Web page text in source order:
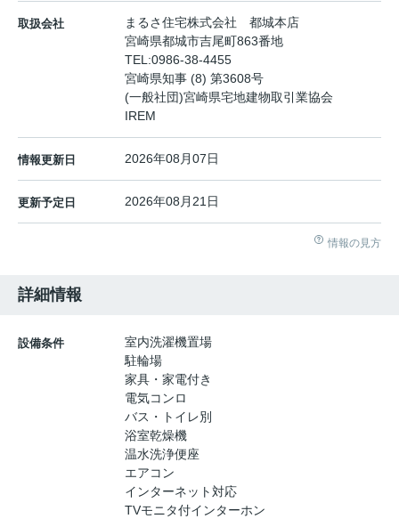
取扱会社
まるさ住宅株式会社 都城本店
宮崎県都城市吉尾町863番地
TEL:0986-38-4455
宮崎県知事 (8) 第3608号
(一般社団)宮崎県宅地建物取引業協会
IREM
情報更新日 2026年08月07日
更新予定日 2026年08月21日
情報の見方
詳細情報
設備条件
室内洗濯機置場
駐輪場
家具・家電付き
電気コンロ
バス・トイレ別
浴室乾燥機
温水洗浄便座
エアコン
インターネット対応
TVモニタ付インターホン